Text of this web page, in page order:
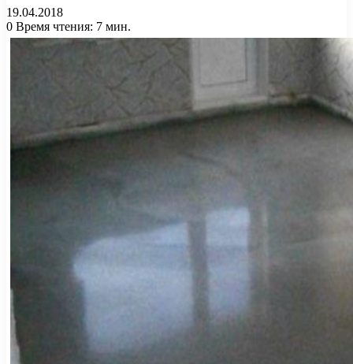
19.04.2018
0 Время чтения: 7 мин.